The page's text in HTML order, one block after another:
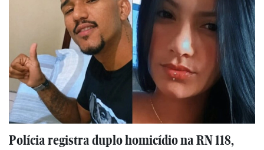
Polícia registra duplo homicídio na RN 118,